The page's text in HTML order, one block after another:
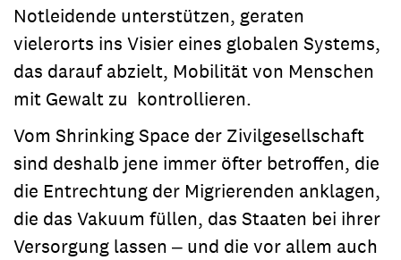
Notleidende unterstützen, geraten
vielerorts ins Visier eines globalen Systems,
das darauf abzielt, Mobilität von Menschen
mit Gewalt zu kontrollieren.
Vom Shrinking Space der Zivilgesellschaft
sind deshalb jene immer öfter betroffen, die
die Entrechtung der Migrierenden anklagen,
die das Vakuum füllen, das Staaten bei ihrer
Versorgung lassen ‒ und die vor allem auch